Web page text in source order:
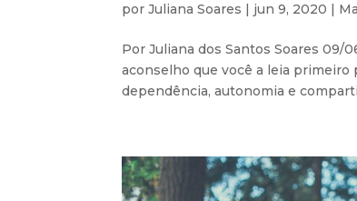
porJuliana Soares jun 9, 2020
Por Juliana dos Santos Soares
aconselho que você a leia
dependência, autonomia e